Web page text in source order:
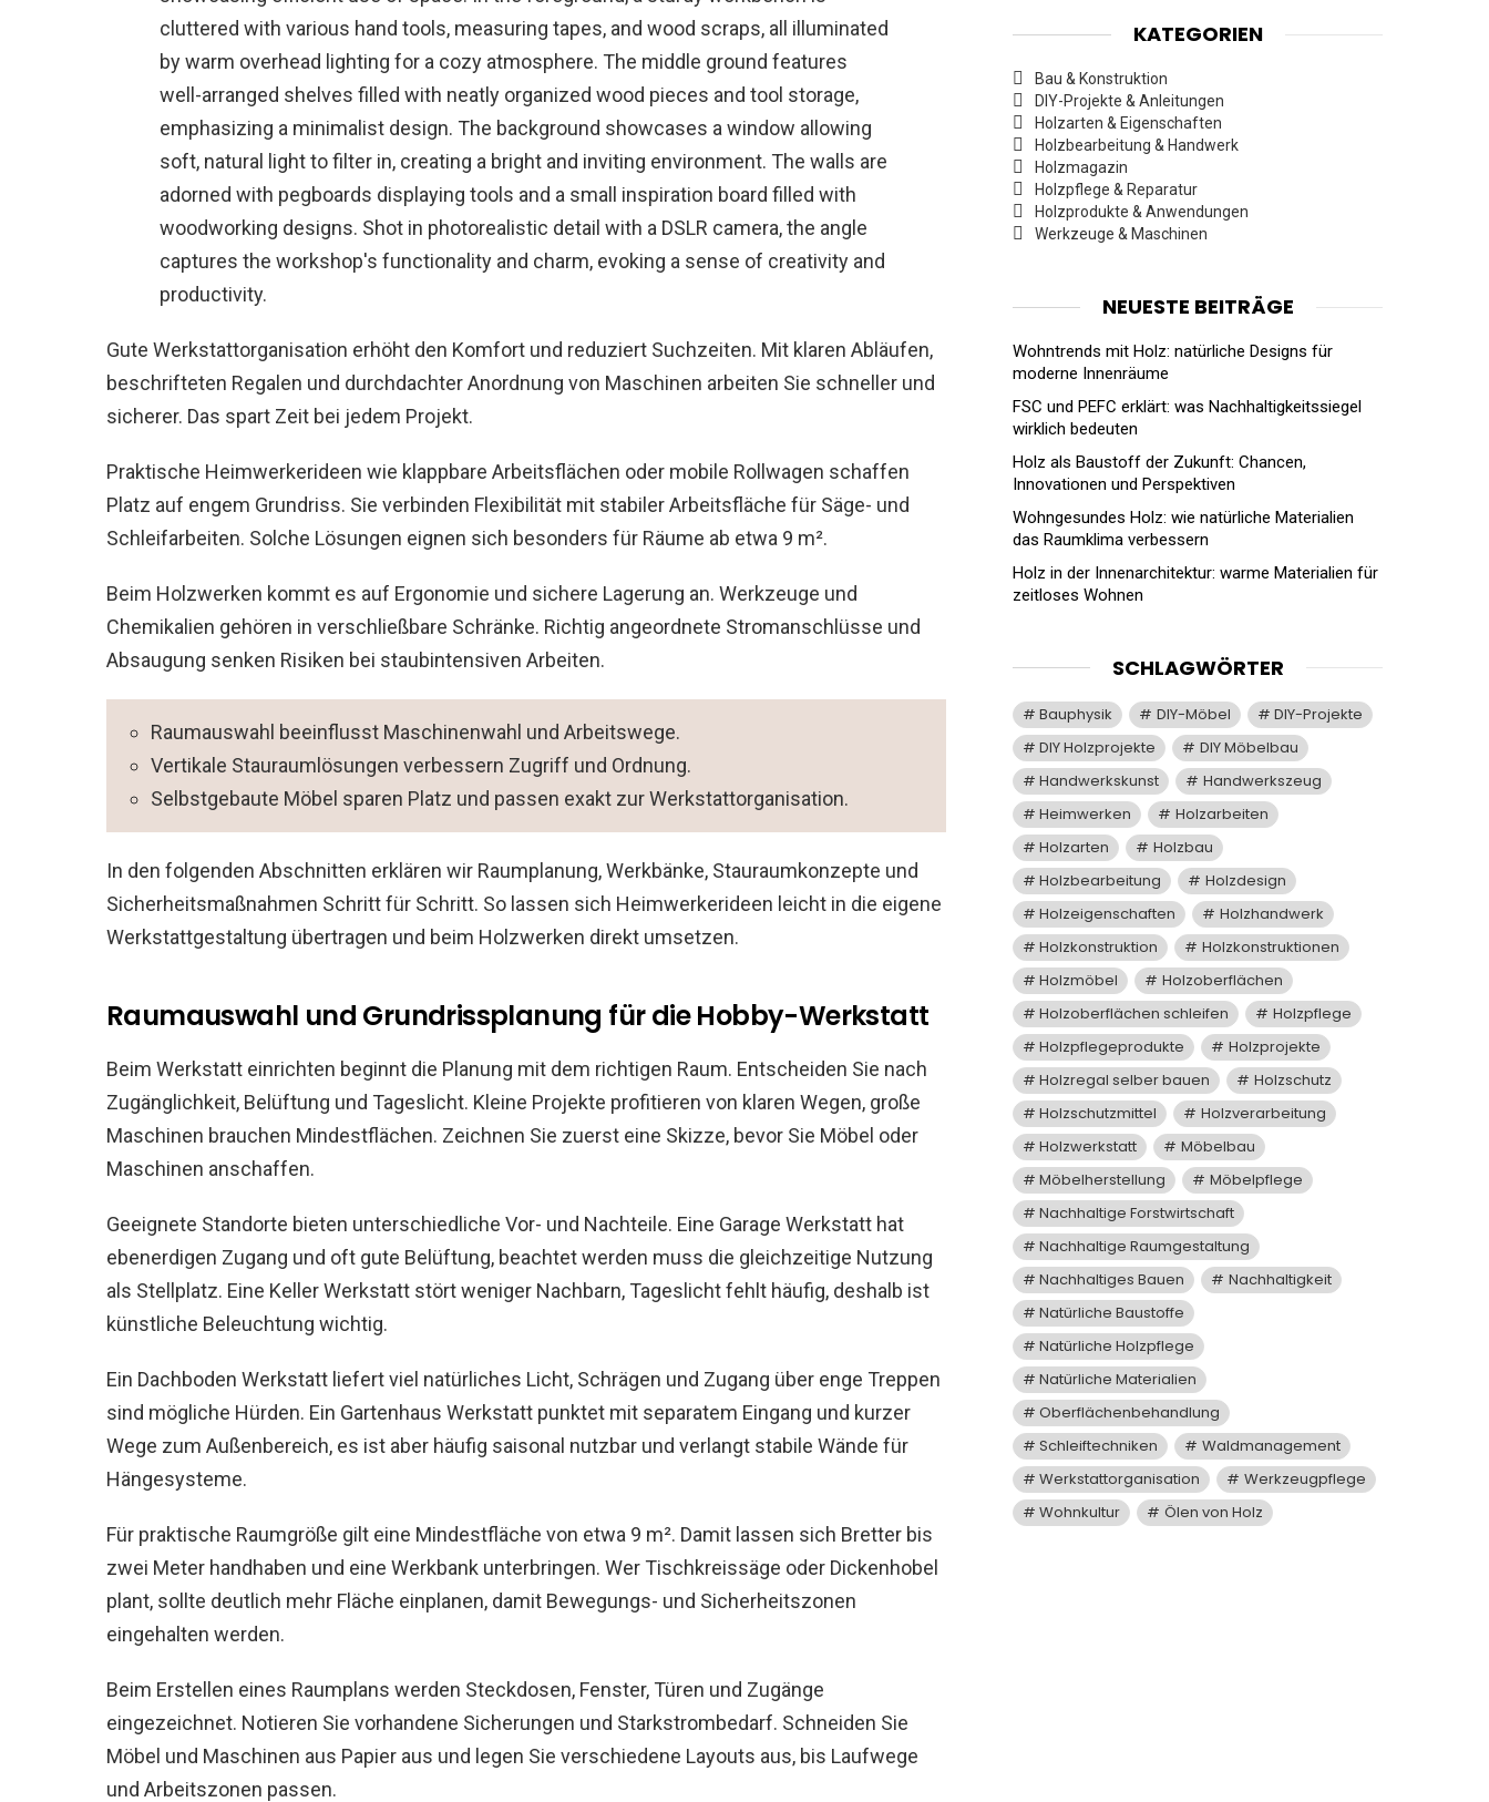
Gute Werkstattorganisation erhöht den Komfort und reduziert Suchzeiten. Mit klaren Abläufen,
beschrifteten Regalen und durchdachter Anordnung von Maschinen arbeiten Sie schneller und
sicherer. Das spart Zeit bei jedem Projekt.
Praktische Heimwerkerideen wie klappbare Arbeitsflächen oder mobile Rollwagen schaffen
Platz auf engem Grundriss. Sie verbinden Flexibilität mit stabiler Arbeitsfläche für Säge- und
Schleifarbeiten. Solche Lösungen eignen sich besonders für Räume ab etwa 9 m².
Beim Holzwerken kommt es auf Ergonomie und sichere Lagerung an. Werkzeuge und
Chemikalien gehören in verschließbare Schränke. Richtig angeordnete Stromanschlüsse und
Absaugung senken Risiken bei staubintensiven Arbeiten.
Raumauswahl beeinflusst Maschinenwahl und Arbeitswege.
Vertikale Stauraumlösungen verbessern Zugriff und Ordnung.
Selbstgebaute Möbel sparen Platz und passen exakt zur Werkstattorganisation.
In den folgenden Abschnitten erklären wir Raumplanung, Werkbänke, Stauraumkonzepte und
Sicherheitsmaßnahmen Schritt für Schritt. So lassen sich Heimwerkerideen leicht in die eigene
Werkstattgestaltung übertragen und beim Holzwerken direkt umsetzen.
Raumauswahl und Grundrissplanung für die Hobby-Werkstatt
Beim Werkstatt einrichten beginnt die Planung mit dem richtigen Raum. Entscheiden Sie nach
Zugänglichkeit, Belüftung und Tageslicht. Kleine Projekte profitieren von klaren Wegen, große
Maschinen brauchen Mindestflächen. Zeichnen Sie zuerst eine Skizze, bevor Sie Möbel oder
Maschinen anschaffen.
Geeignete Standorte bieten unterschiedliche Vor- und Nachteile. Eine Garage Werkstatt hat
ebenerdigen Zugang und oft gute Belüftung, beachtet werden muss die gleichzeitige Nutzung
als Stellplatz. Eine Keller Werkstatt stört weniger Nachbarn, Tageslicht fehlt häufig, deshalb ist
künstliche Beleuchtung wichtig.
Ein Dachboden Werkstatt liefert viel natürliches Licht, Schrägen und Zugang über enge Treppen
sind mögliche Hürden. Ein Gartenhaus Werkstatt punktet mit separatem Eingang und kurzer
Wege zum Außenbereich, es ist aber häufig saisonal nutzbar und verlangt stabile Wände für
Hängesysteme.
Für praktische Raumgröße gilt eine Mindestfläche von etwa 9 m². Damit lassen sich Bretter bis
zwei Meter handhaben und eine Werkbank unterbringen. Wer Tischkreissäge oder Dickenhobel
plant, sollte deutlich mehr Fläche einplanen, damit Bewegungs- und Sicherheitszonen
eingehalten werden.
Beim Erstellen eines Raumplans werden Steckdosen, Fenster, Türen und Zugänge
eingezeichnet. Notieren Sie vorhandene Sicherungen und Starkstrombedarf. Schneiden Sie
Möbel und Maschinen aus Papier aus und legen Sie verschiedene Layouts aus, bis Laufwege
und Arbeitszonen passen.
KATEGORIEN
Bau & Konstruktion
DIY-Projekte & Anleitungen
Holzarten & Eigenschaften
Holzbearbeitung & Handwerk
Holzmagazin
Holzpflege & Reparatur
Holzprodukte & Anwendungen
Werkzeuge & Maschinen
NEUESTE BEITRÄGE
Wohntrends mit Holz: natürliche Designs für
moderne Innenräume
FSC und PEFC erklärt: was Nachhaltigkeitssiegel
wirklich bedeuten
Holz als Baustoff der Zukunft: Chancen,
Innovationen und Perspektiven
Wohngesundes Holz: wie natürliche Materialien
das Raumklima verbessern
Holz in der Innenarchitektur: warme Materialien für
zeitloses Wohnen
SCHLAGWÖRTER
Bauphysik DIY-Möbel
DIY-Projekte
DIY Holzprojekte
DIY Möbelbau
Handwerkskunst
Handwerkszeug
Heimwerken
Holzarbeiten
Holzarten
Holzbau
Holzbearbeitung
Holzdesign
Holzeigenschaften
Holzhandwerk
Holzkonstruktion
Holzkonstruktionen
Holzmöbel
Holzoberflächen
Holzoberflächen schleifen
Holzpflege
Holzpflegeprodukte
Holzprojekte
Holzregal selber bauen
Holzschutz
Holzschutzmittel
Holzverarbeitung
Holzwerkstatt
Möbelbau
Möbelherstellung
Möbelpflege
Nachhaltige Forstwirtschaft
Nachhaltige Raumgestaltung
Nachhaltiges Bauen
Nachhaltigkeit
Natürliche Baustoffe
Natürliche Holzpflege
Natürliche Materialien
Oberflächenbehandlung
Schleiftechniken
Waldmanagement
Werkstattorganisation
Werkzeugpflege
Wohnkultur
Ölen von Holz